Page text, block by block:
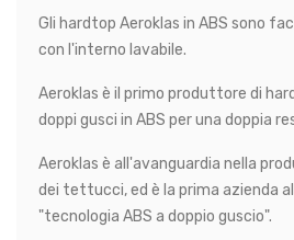
Gli hardtop Aeroklas in ABS sono
con l'interno lavabile.
Aeroklas è il primo produttore di
doppi gusci in ABS per una doppia
Aeroklas è all'avanguardia nella
dei tettucci, ed è la prima azienda
"tecnologia ABS a doppio guscio".